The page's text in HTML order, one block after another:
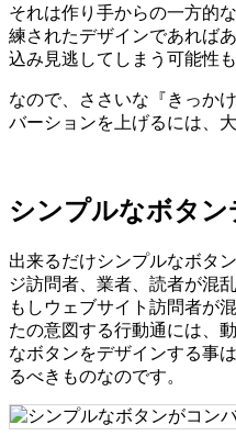
それは作り手からの一方的
練されたデザインであれば
込み見逃してしまう可能性も
なので、ささいな『きっか
バーションを上げるには、
シンプルなボタ
出来るだけシンプルなボタ
ジ訪問者、業者、読者が混
もしウェブサイト訪問者が
たの意図する行動通には、
なボタンをデザインする事
るべきものなのです。